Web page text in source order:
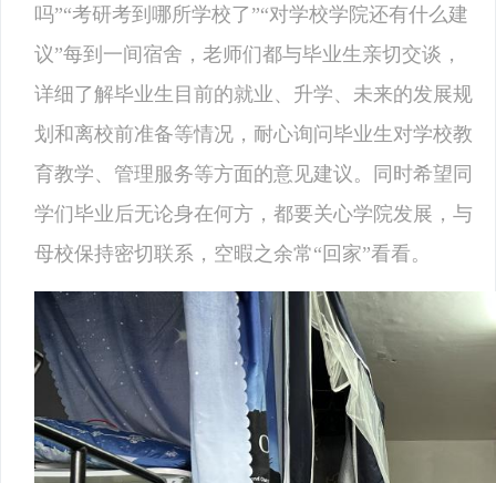
吗”“考研考到哪所学校了”“对学校学院还有什么建
议”每到一间宿舍，老师们都与毕业生亲切交谈，
详细了解毕业生目前的就业、升学、未来的发展规
划和离校前准备等情况，耐心询问毕业生对学校教
育教学、管理服务等方面的意见建议。同时希望同
学们毕业后无论身在何方，都要关心学院发展，与
母校保持密切联系，空暇之余常“回家”看看。